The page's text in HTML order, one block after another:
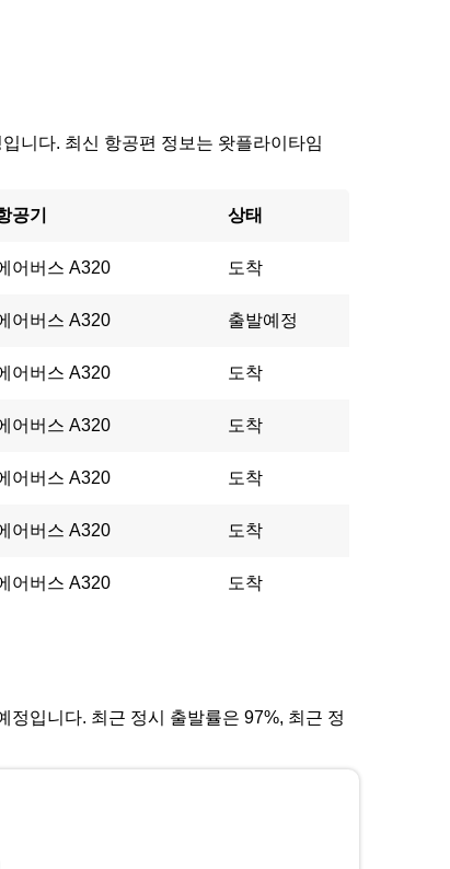
니다. 최신 항공편 정보는 왓플라이타임
공기 상태
어버스 A320 도착
어버스 A320 출발예정
어버스 A320 도착
어버스 A320 도착
어버스 A320 도착
어버스 A320 도착
어버스 A320 도착
입니다. 최근 정시 출발률은 97%, 최근 정